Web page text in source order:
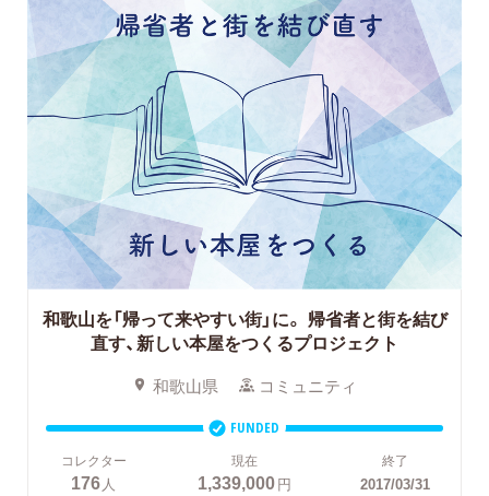
和歌山を「帰って来やすい街」に。 帰省者と街を結び
直す、新しい本屋をつくるプロジェクト
和歌山県 コミュニティ
FUNDED
コレクター
176人
現在
1,339,000円
終了
2017/03/31